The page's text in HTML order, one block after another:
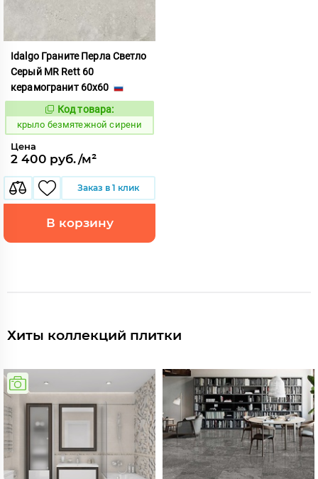
Idalgo Граните Перла Светло
Серый MR Rett 60
керамогранит 60x60
828714
Код товара:
крыло безмятежной сирени
Цена
2 400 руб./м²
Заказ в 1 клик
В корзину
Хиты коллекций плитки